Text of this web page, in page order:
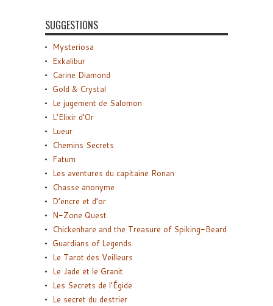
SUGGESTIONS
Mysteriosa
Exkalibur
Carine Diamond
Gold & Crystal
Le jugement de Salomon
L’Elixir d’Or
Lueur
Chemins Secrets
Fatum
Les aventures du capitaine Ronan
Chasse anonyme
D’encre et d’or
N-Zone Quest
Chickenhare and the Treasure of Spiking-Beard
Guardians of Legends
Le Tarot des Veilleurs
Le Jade et le Granit
Les Secrets de l’Égide
Le secret du destrier